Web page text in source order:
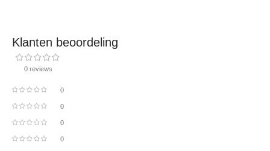
Klanten beoordeling
0 reviews
0
0
0
0